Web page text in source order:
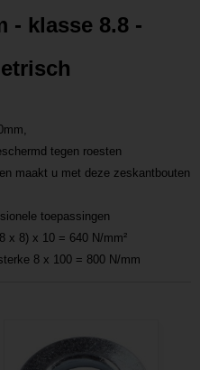
- klasse 8.8 -
tegen roesten
maakt u met deze zeskantbouten
toepassingen
x 8) x 10 = 640 N/mm²
8 x 100 = 800 N/mm
Alle zeskantige bouten uit dit
De 8 bouten met
moeren met zeskanten die
van rvs? Ook die vindt u in ons